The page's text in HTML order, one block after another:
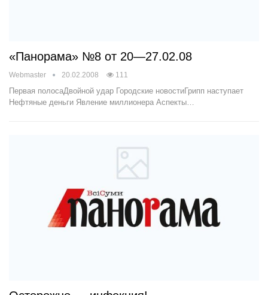
«Панорама» №8 от 20—27.02.08
Webmaster 20.02.2008 111
Первая полосаДвойной удар Городские новостиГрипп наступает
Нефтяные деньги Явление миллионера Аспекты…